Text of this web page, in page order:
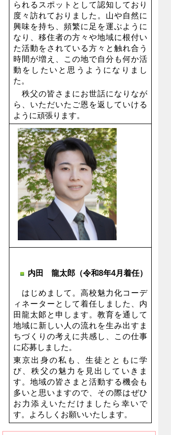
られるスポットとして認知しており
度々訪れておりました。山や自然に
興味を持ち、頻繁に足を運ぶように
なり、移住者の方々や地域に根付い
た活動をされている方々と触れ合う
時間が増え、この地で自分も何か活
動をしたいと思うようになりまし
た。
秩父の皆さまにお世話になりなが
ら、いただいたご恩を返していける
ように頑張ります。
内田 龍太郎（令和8年4月着任）
はじめまして。高校魅力化コーデ
ィネーターとして着任しました、内
田龍太郞と申します。 教育を通して
地域に新しい人の流れを生み出すま
ちづくりの考えに共感し、この仕事
に応募しました。
東京出身の私も、生徒とともに学
び、秩父の魅力を見出していきま
す。地域の皆さまと活動する機会も
多いと思いますので、その際はぜひ
お力添えいただけましたら幸いで
す。よろしくお願いいたします。